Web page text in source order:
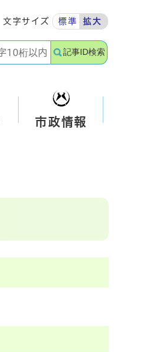
文字サイズ 標準 拡大
記事ID検索
市政情報